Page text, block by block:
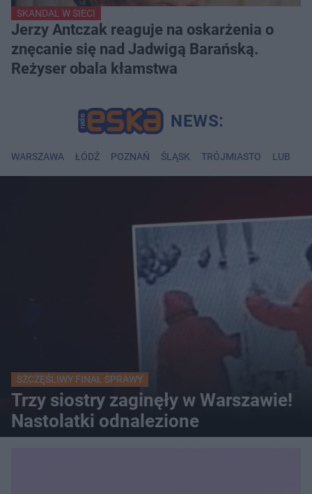
SKANDAL W SIECI
Jerzy Antczak reaguje na oskarżenia o
znęcanie się nad Jadwigą Barańską.
Reżyser obala kłamstwa
WARSZAWA ŁÓDŹ POZNAŃ ŚLĄSK TRÓJMIASTO LUBLIN
SZCZĘŚLIWY FINAŁ SPRAWY
Trzy siostry zaginęły w Warszawie!
Nastolatki odnalezione